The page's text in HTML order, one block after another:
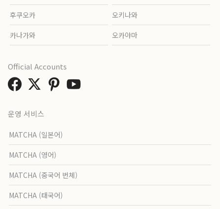
후쿠오카 오키나와
카나가와 오카야마
운영 서비스
MATCHA (일본어)
MATCHA (영어)
MATCHA (중국어 번체)
MATCHA (태국어)
Official Accounts